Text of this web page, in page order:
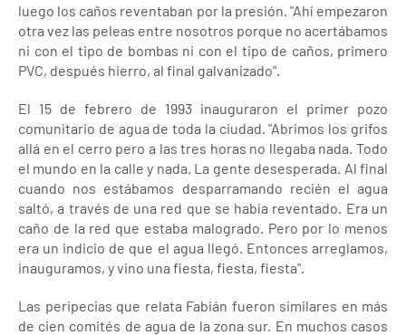
luego los caños reventaban por la presión. "Ahí empezaron
otra vez las peleas entre nosotros porque no acertábamos
ni con el tipo de bombas ni con el tipo de caños, primero
PVC, después hierro, al final galvanizado".
El 15 de febrero de 1993 inauguraron el primer pozo
comunitario de agua de toda la ciudad. "Abrimos los grifos
allá en el cerro pero a las tres horas no llegaba nada. Todo
el mundo en la calle y nada. La gente desesperada. Al final
cuando nos estábamos desparramando recién el agua
saltó, a través de una red que se había reventado. Era un
caño de la red que estaba malogrado. Pero por lo menos
era un indicio de que el agua llegó. Entonces arreglamos,
inauguramos, y vino una fiesta, fiesta, fiesta".
Las peripecias que relata Fabián fueron similares en más
de cien comités de agua de la zona sur. En muchos casos